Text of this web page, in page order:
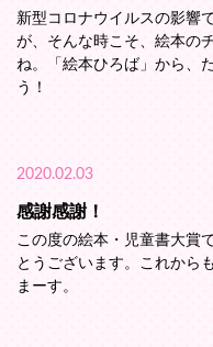
新型コロナウイルスの影響
が、そんな時こそ、絵本の
ね。「絵本ひろば」から、
う！
2020.02.03
感謝感謝！
この度の絵本・児童書大賞
とうございます。これから
まーす。